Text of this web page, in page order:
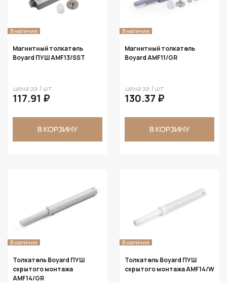
В наличии
Магнитный толкатель
Boyard ПУШ AMF13/SST
цена за 1 шт
117.91 ₽
В КОРЗИНУ
В наличии
Магнитный толкатель
Boyard AMF11/GR
цена за 1 шт
130.37 ₽
В КОРЗИНУ
В наличии
Толкатель Boyard ПУШ
скрытого монтажа
AMF14/GR
В наличии
Толкатель Boyard ПУШ
скрытого монтажа AMF14/W